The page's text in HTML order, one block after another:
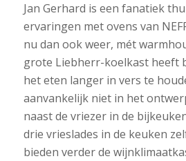
Jan Gerhard is een fanatiek
ervaringen met ovens van
nu dan ook weer, mét
grote Liebherr-koelkast heeft
het eten langer in vers te
aanvankelijk niet in het
naast de vriezer in de
drie vrieslades in de keuken
bieden verder de